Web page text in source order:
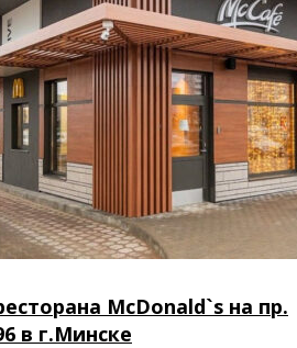
McDonald`s на пр.
в г.Минске